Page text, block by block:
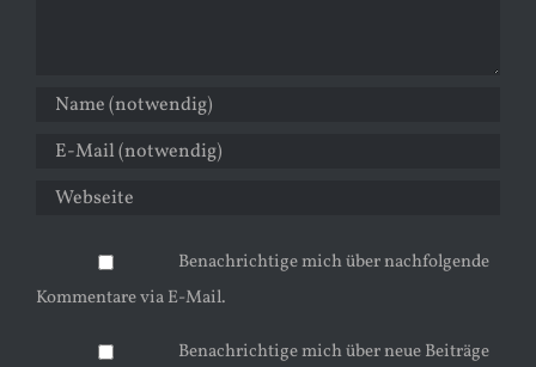
Benachrichtige mich über nachfolgende
Kommentare via E-Mail.
Benachrichtige mich über neue Beiträge